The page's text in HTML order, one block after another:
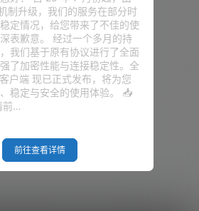
家了
和下
房。
vps
几年
在国
置主
月29日
制升级，我们的服务在部分时
定情况，给您带来了不佳的使
表歉意。 经过一个多月的持
我们基于原有协议进行了全面
了加密性能与连接稳定性。全
户端 现已正式发布，将为您
稳定与安全的使用体验。 📥
前…
前往查看详情